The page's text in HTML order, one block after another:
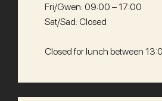
Fri/Gwen: 09:00 – 17:00
Sat/Sad: Closed
Closed for lunch between